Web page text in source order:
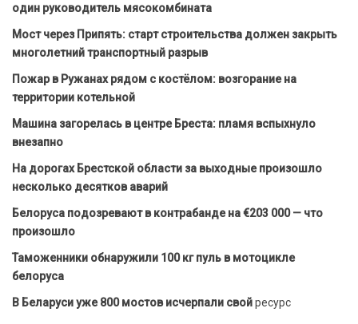
один руководитель мясокомбината
Мост через Припять: старт строительства должен закрыть
многолетний транспортный разрыв
Пожар в Ружанах рядом с костёлом: возгорание на
территории котельной
Машина загорелась в центре Бреста: пламя вспыхнуло
внезапно
На дорогах Брестской области за выходные произошло
несколько десятков аварий
Белоруса подозревают в контрабанде на €203 000 — что
произошло
Таможенники обнаружили 100 кг пуль в мотоцикле
белоруса
В Беларуси уже 800 мостов исчерпали свойресурс